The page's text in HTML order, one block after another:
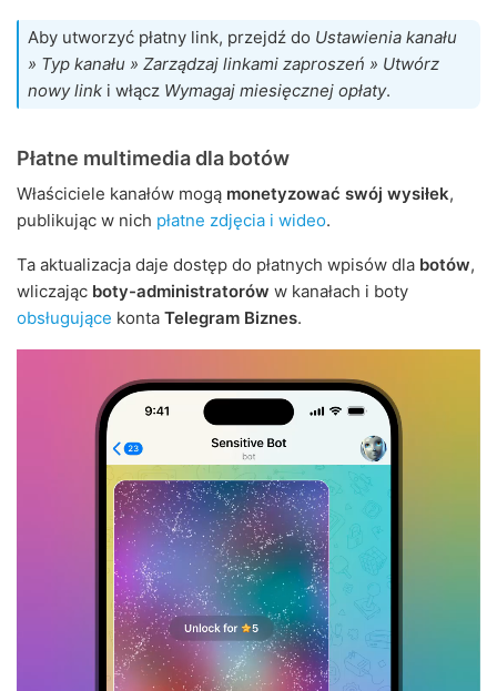
Aby utworzyć płatny link, przejdź do Ustawienia kanału
» Typ kanału » Zarządzaj linkami zaproszeń » Utwórz
nowy link i włącz Wymagaj miesięcznej opłaty.
Płatne multimedia dla botów
Właściciele kanałów mogą monetyzować swój wysiłek,
publikując w nich płatne zdjęcia i wideo.
Ta aktualizacja daje dostęp do płatnych wpisów dla botów,
wliczając boty-administratorów w kanałach i boty
obsługujące konta Telegram Biznes.